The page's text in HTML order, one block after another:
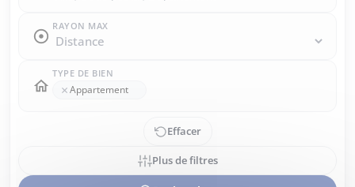
RAYON MAX
TYPE DE BIEN
×Appartement
Effacer
Plus de filtres